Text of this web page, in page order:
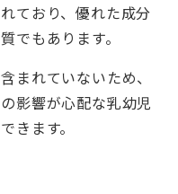
ており、優れた成分
でもあります。
まれていないため、
影響が心配な乳幼児
きます。